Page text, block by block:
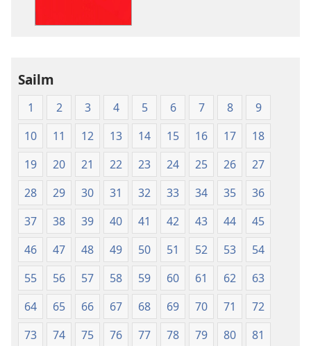
Sailm
1 2 3 4 5 6 7 8
9
10
11 12 13 14 15 16 17
18
19
20 21 22 23 24 25 26
27
28
29 30 31 32 33 34 35
36
37
38 39 40 41 42 43 44
45
46
47 48 49 50 51 52 53
54
55
56 57 58 59 60 61 62
63
64
65 66 67 68 69 70 71
72
73
74 75 76 77 78 79 80
81